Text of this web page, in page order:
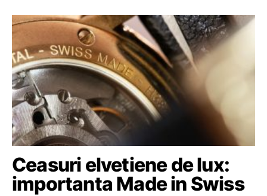
Ceasuri elvetiene de lux:
importanta Made in Swiss